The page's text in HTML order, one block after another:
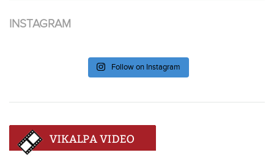
INSTAGRAM
Follow on Instagram